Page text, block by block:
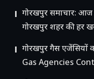
गोरखपुर समाचार: आज
गोरखपुर शहर की हर
गोरखपुर गैस
Gas Agencies